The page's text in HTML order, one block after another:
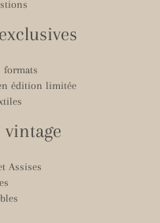
formats
édition limitée
vintage
Assises